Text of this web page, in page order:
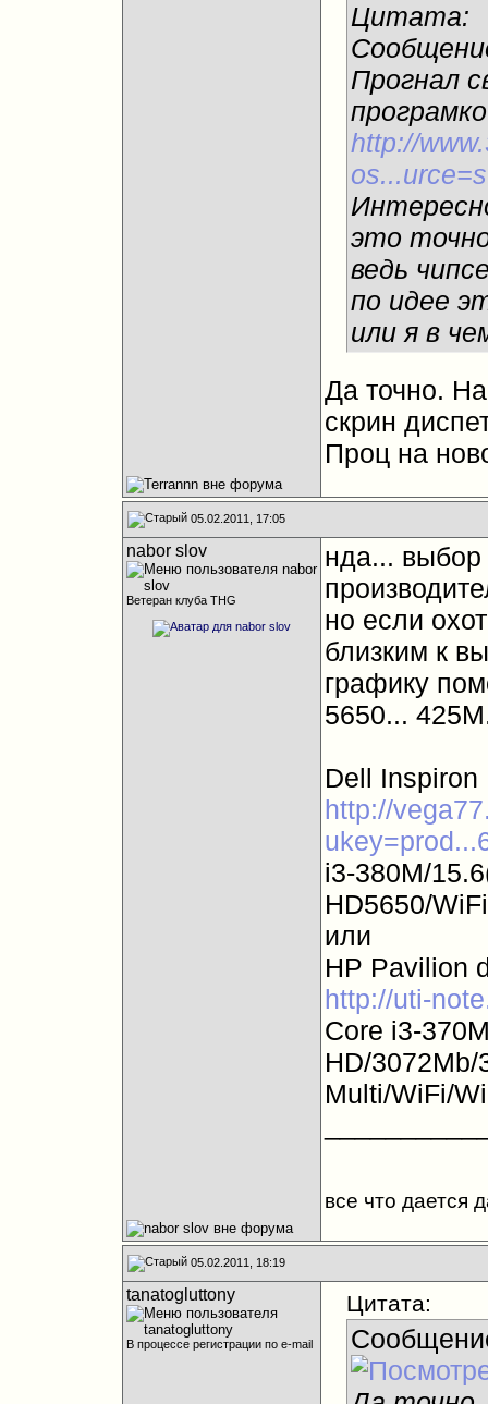
Цитата:
Прогнал
http://
это
ведь
по идее
или я в
Да точно.
скрин
Проц на
05.02.2011, 17:05
nabor slov
Ветеран клуба THG
нда...
но если
близким к
графику
5650...
Dell Inspiron
http://
i3-380M/
HD5650/
или
HP Pavilion
http://uti-
Core i3-
HD/3072Mb/
Multi/WiFi/
все что дается
05.02.2011, 18:19
tanatogluttony
В процессе регистрации по e-mail
Цитата: